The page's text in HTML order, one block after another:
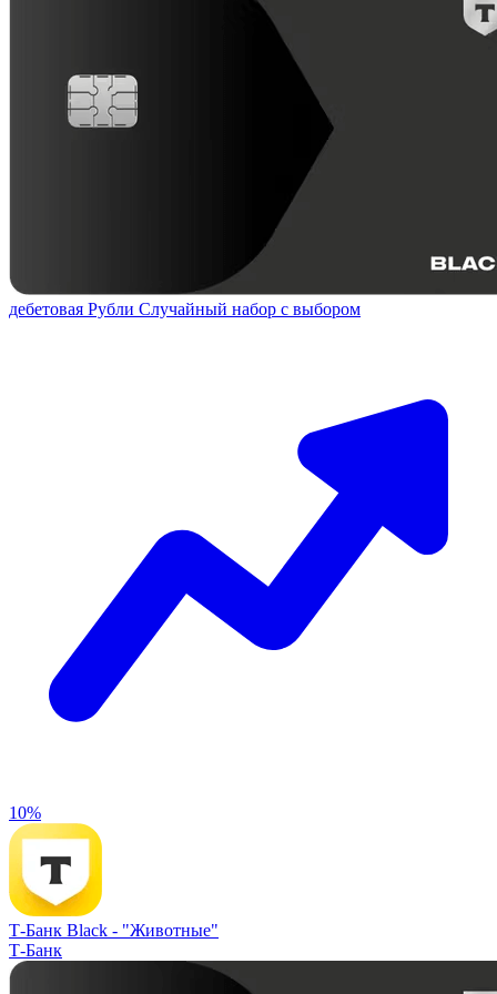
дебетовая Рубли Случайный набор с выбором
10%
Т-Банк Black - "Животные"
Т-Банк